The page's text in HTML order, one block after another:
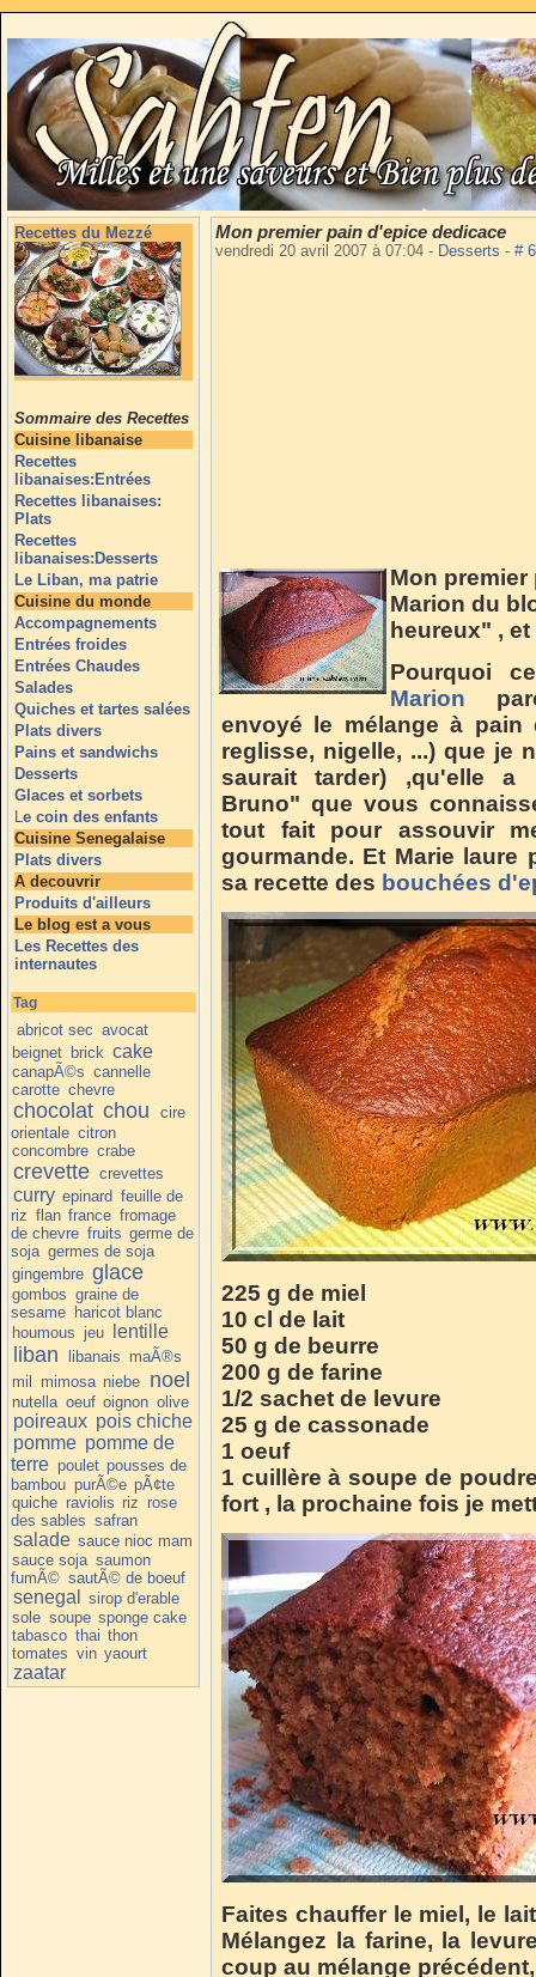
Recettes du Mezzé
Sommaire des Recettes
Cuisine libanaise
Recettes
libanaises:Entrées
Recettes libanaises:
Plats
Recettes
libanaises:Desserts
Le Liban, ma patrie
Cuisine du monde
Accompagnements
Entrées froides
Entrées Chaudes
Salades
Quiches et tartes salées
Plats divers
Pains et sandwichs
Desserts
Glaces et sorbets
Le coin des enfants
Cuisine Senegalaise
Plats divers
A decouvrir
Produits d'ailleurs
Le blog est a vous
Les Recettes des
internautes
Tag
abricot sec avocat
beignet brick cake
canapÃ©s cannelle
carotte chevre
chocolat chou
cire
orientale citron
concombre crabe
crevette crevettes
curry epinard feuille de
riz flan france fromage
de chevre fruits germe de
soja germes de soja
gingembre glace
gombos graine de
sesame haricot blanc
houmous jeu lentille
liban libanais maÃ®s
mil mimosa niebe noel
nutella oeuf oignon olive
poireaux pois chiche
pomme pomme de
terre poulet pousses de
bambou purÃ©e pÃ¢te
quiche raviolis riz rose
des sables safran
salade sauce nioc mam
sauce soja saumon
fumÃ© sautÃ© de boeuf
senegal
sirop d'erable
sole soupe sponge cake
tabasco thai thon
tomates vin yaourt
zaatar
Mon premier pain d'epice dedicace
vendredi 20 avril 2007 à 07:04 - Desserts - #
Mon premier
Marion du
heureux" ,
Pourquoi
Marion
envoyé le mélange à
reglisse, nigelle, ...) que je
saurait tarder) ,qu'elle
Bruno" que vous
tout fait pour assouvir
gourmande. Et Marie laure
sa recette des bouchées
225 g de miel
10 cl de lait
50 g de beurre
200 g de farine
1/2 sachet de levure
25 g de cassonade
1 oeuf
1 cuillère à soupe de
fort , la prochaine fois je
Faites chauffer le miel, le
Mélangez la farine, la
coup au mélange